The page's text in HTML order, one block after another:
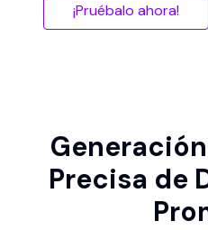
¡Pruébalo ahora!
Precisa de